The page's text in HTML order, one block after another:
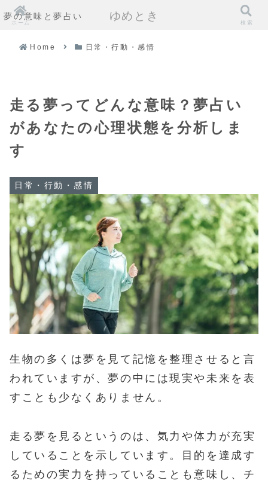
夢の意味と夢占い
Home 日常・行動・感情
走る夢ってどんな意味？夢占い
があなたの心理状態を分析しま
す
日常・行動・感情
生物の多くは夢を見て記憶を整理させると言
われていますが、夢の中には現実や未来を表
すことも少なくありません。
走る夢を見るというのは、気力や体力が充実
していることを示しています。目的を達成す
るための実力を持っていることも意味し、チ
ホーム ゆめとき 検索